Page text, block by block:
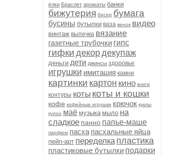
ёлки Браслет ароматы банки
бижутерия бисер бумага
бусины бутылки ваза венок видео
винтаж выпечка вязание
газетные трубочки гипс
гифки декордекупаж
деньги дети джинсы здоровье
игрушки имитация камни
картинки картон кино книги
контуры коты коты и кошки
кофе кофейные игрушки крючок куклы
кулон маё музыка мыло на
сладкое панно папье-маше
парфюм пасха пасхальные яйца
пейп-арт переделка пластика
пластиковые бутылки подарки